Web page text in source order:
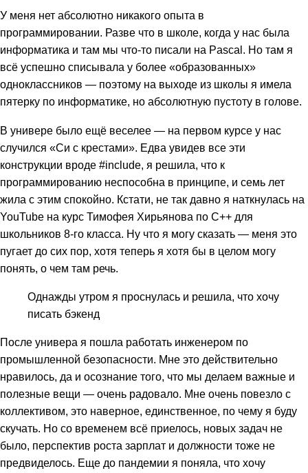
У меня нет абсолютно никакого опыта в
программировании. Разве что в школе, когда у нас была
информатика и там мы что-то писали на Pascal. Но там я
всё успешно списывала у более «образованных»
одноклассников — поэтому на выходе из школы я имела
пятерку по информатике, но абсолютную пустоту в голове.
В универе было ещё веселее — на первом курсе у нас
случился «Си с крестами». Едва увидев все эти
конструкции вроде #include, я решила, что к
программированию неспособна в принципе, и семь лет
жила с этим спокойно. Кстати, не так давно я наткнулась на
YouTube на курс Тимофея Хирьянова по C++ для
школьников 8-го класса. Ну что я могу сказать — меня это
пугает до сих пор, хотя теперь я хотя бы в целом могу
понять, о чем там речь.
Однажды утром я проснулась и решила, что хочу
писать бэкенд
После универа я пошла работать инженером по
промышленной безопасности. Мне это действительно
нравилось, да и осознание того, что мы делаем важные и
полезные вещи — очень радовало. Мне очень повезло с
коллективом, это наверное, единственное, по чему я буду
скучать. Но со временем всё приелось, новых задач не
было, перспектив роста зарплат и должности тоже не
предвиделось. Еще до пандемии я поняла, что хочу